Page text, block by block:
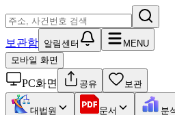
보관함 알림센터
MENU
모바일 화면
PC화면 공유 보관
대법원 문서 분